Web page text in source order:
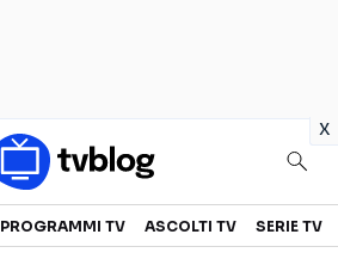
x
PROGRAMMI TV ASCOLTI TV SERIE TV